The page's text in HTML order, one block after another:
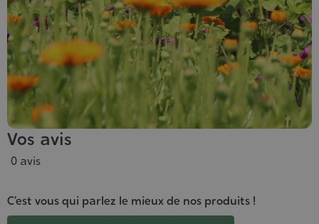
Vos avis
0 avis
C’est vous qui parlez le mieux de nos produits !